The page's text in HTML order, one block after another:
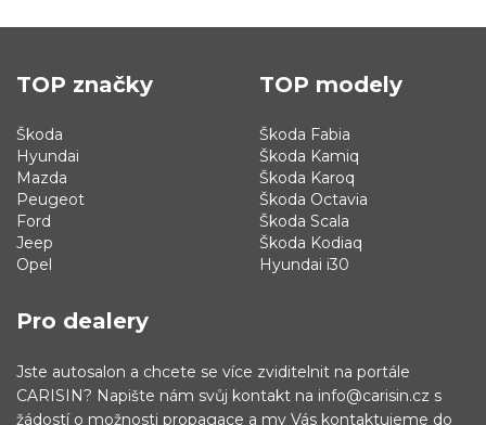
TOP značky
Škoda
Hyundai
Mazda
Peugeot
Ford
Jeep
Opel
TOP modely
Škoda Fabia
Škoda Kamiq
Škoda Karoq
Škoda Octavia
Škoda Scala
Škoda Kodiaq
Hyundai i30
Pro dealery
Jste autosalon a chcete se více zviditelnit na portále
CARISIN? Napište nám svůj kontakt na info@carisin.cz s
žádostí o možnosti propagace a my Vás kontaktujeme do